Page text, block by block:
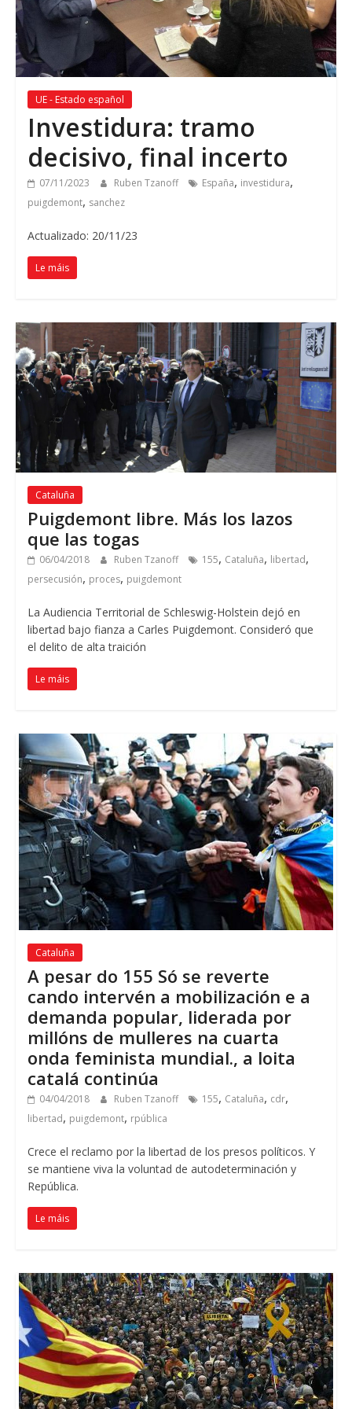
UE - Estado español
Investidura: tramo
decisivo, final incerto
07/11/2023 Ruben Tzanoff España, investidura,
puigdemont, sanchez
Actualizado: 20/11/23
Le máis
Cataluña
Puigdemont libre. Más los lazos
que las togas
06/04/2018 Ruben Tzanoff 155, Cataluña, libertad,
persecusión, proces, puigdemont
La Audiencia Territorial de Schleswig-Holstein dejó en
libertad bajo fianza a Carles Puigdemont. Consideró que
el delito de alta traición
Le máis
Cataluña
A pesar do 155 Só se reverte
cando intervén a mobilización e a
demanda popular, liderada por
millóns de mulleres na cuarta
onda feminista mundial., a loita
catalá continúa
04/04/2018 Ruben Tzanoff 155, Cataluña, cdr,
libertad, puigdemont, rpública
Crece el reclamo por la libertad de los presos políticos. Y
se mantiene viva la voluntad de autodeterminación y
República.
Le máis